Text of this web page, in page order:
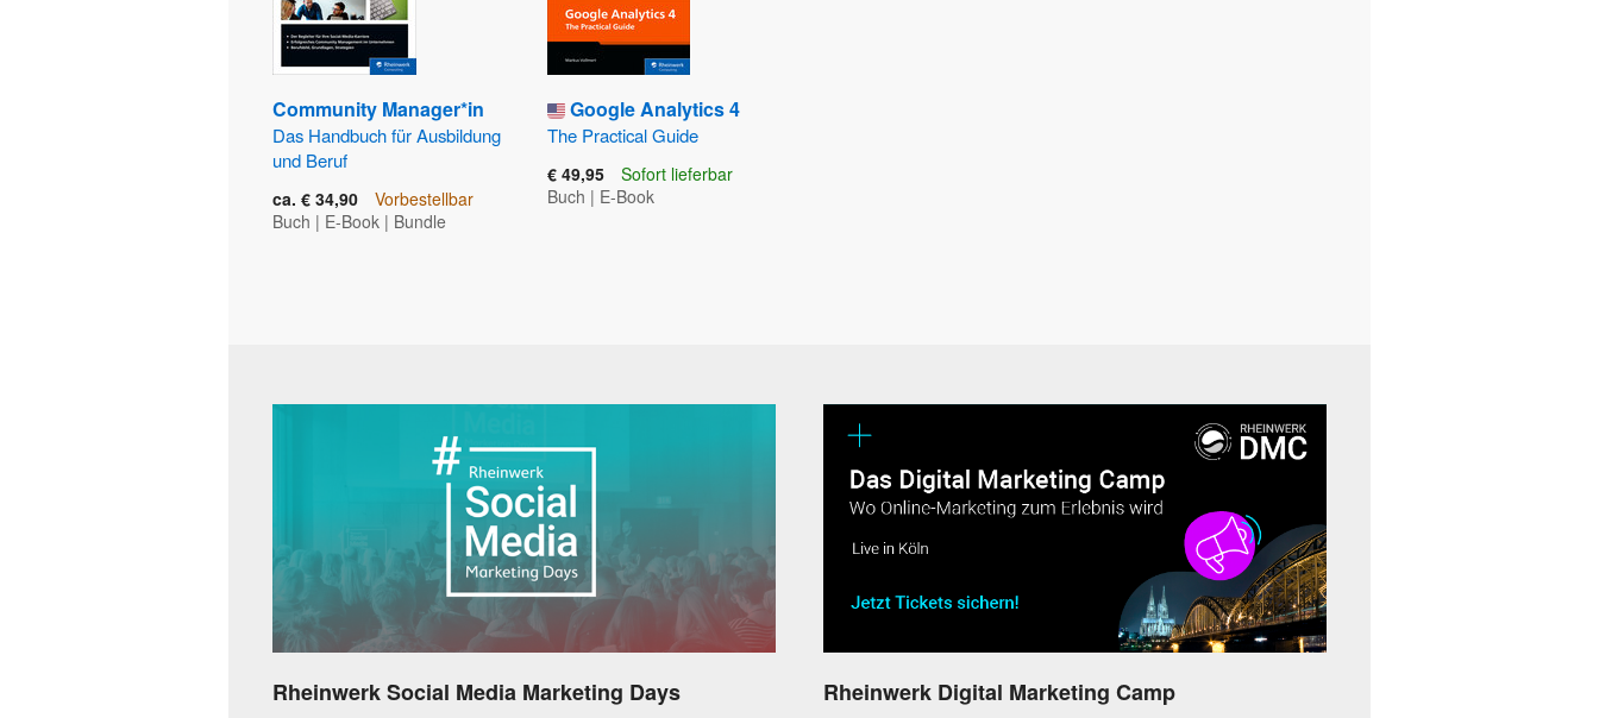
Community Manager*in
Das Handbuch für Ausbildung
und Beruf
ca. € 34,90
Vorbestellbar
Buch | E-Book | Bundle
Google Analytics 4
The Practical Guide
€ 49,95
Sofort lieferbar
Buch | E-Book
Rheinwerk Social Media Marketing Days Rheinwerk Digital Marketing Camp